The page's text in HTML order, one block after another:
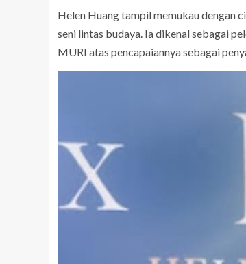
Helen Huang tampil memukau dengan
seni lintas budaya. Ia dikenal sebagai
MURI atas pencapaiannya sebagai